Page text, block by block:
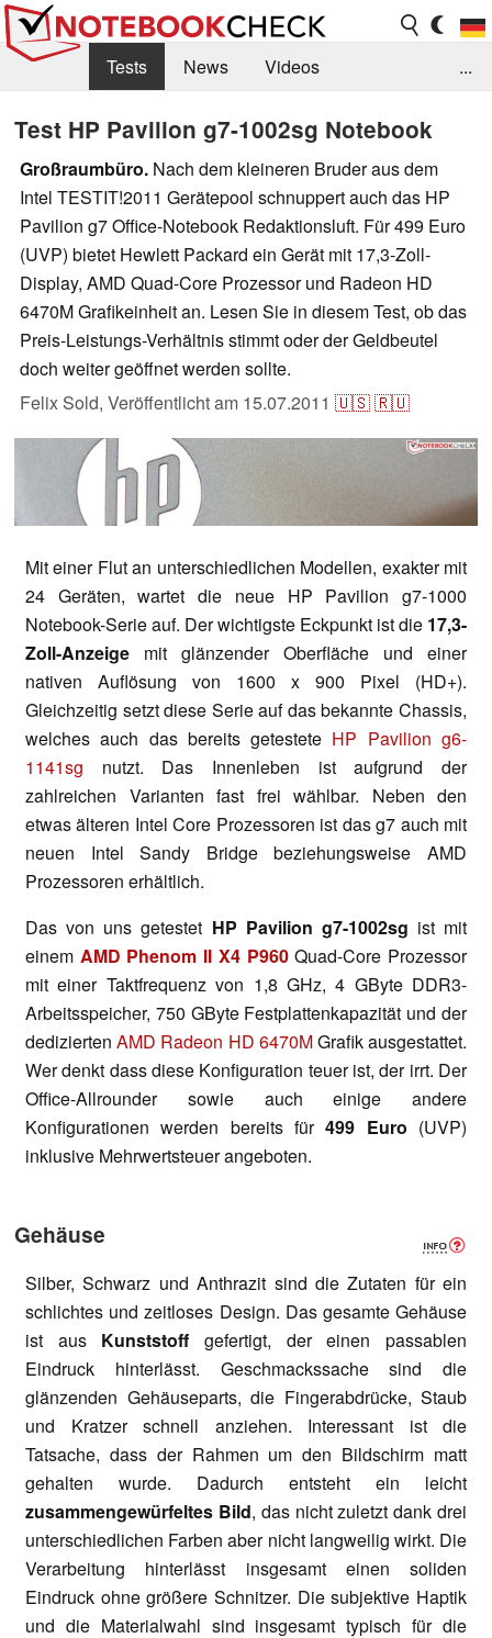
Tests News
Videos
Kaufberatung
Deals Suche
Jobs
Forum
...
Test HP Pavilion g7-1002sg Notebook
Großraumbüro. Nach dem kleineren Bruder aus dem
Intel TESTIT!2011 Gerätepool schnuppert auch das HP
Pavilion g7 Office-Notebook Redaktionsluft. Für 499 Euro
(UVP) bietet Hewlett Packard ein Gerät mit 17,3-Zoll-
Display, AMD Quad-Core Prozessor und Radeon HD
6470M Grafikeinheit an. Lesen Sie in diesem Test, ob das
Preis-Leistungs-Verhältnis stimmt oder der Geldbeutel
doch weiter geöffnet werden sollte.
Felix Sold, Veröffentlicht am 15.07.2011 🇺🇸🇷🇺
Mit einer Flut an unterschiedlichen Modellen, exakter mit
24 Geräten, wartet die neue HP Pavilion g7-1000
Notebook-Serie auf. Der wichtigste Eckpunkt ist die 17,3-
Zoll-Anzeige mit glänzender Oberfläche und einer
nativen Auflösung von 1600 x 900 Pixel (HD+).
Gleichzeitig setzt diese Serie auf das bekannte Chassis,
welches auch das bereits getestete HP Pavilion g6-
1141sg nutzt. Das Innenleben ist aufgrund der
zahlreichen Varianten fast frei wählbar. Neben den
etwas älteren Intel Core Prozessoren ist das g7 auch mit
neuen Intel Sandy Bridge beziehungsweise AMD
Prozessoren erhältlich.
Das von uns getestet HP Pavilion g7-1002sg ist mit
einem AMD Phenom II X4 P960Quad-Core Prozessor
mit einer Taktfrequenz von 1,8 GHz, 4 GByte DDR3-
Arbeitsspeicher, 750 GByte Festplattenkapazität und der
dediziertenAMD Radeon HD 6470MGrafik ausgestattet.
Wer denkt dass diese Konfiguration teuer ist, der irrt. Der
Office-Allrounder sowie auch einige andere
Konfigurationen werden bereits für499 Euro (UVP)
inklusive Mehrwertsteuer angeboten.
Gehäuse
Silber, Schwarz und Anthrazit sind die Zutaten für ein
schlichtes und zeitloses Design. Das gesamte Gehäuse
ist aus Kunststoff gefertigt, der einen passablen
Eindruck hinterlässt. Geschmackssache sind die
glänzenden Gehäuseparts, die Fingerabdrücke, Staub
und Kratzer schnell anziehen. Interessant ist die
Tatsache, dass der Rahmen um den Bildschirm matt
gehalten wurde. Dadurch entsteht ein leicht
zusammengewürfeltes Bild, das nicht zuletzt dank drei
unterschiedlichen Farben aber nicht langweilig wirkt. Die
Verarbeitung hinterlässt insgesamt einen soliden
Eindruck ohne größere Schnitzer. Die subjektive Haptik
und die Materialwahl sind insgesamt typisch für die